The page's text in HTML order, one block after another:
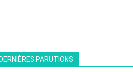
PARUTIONS